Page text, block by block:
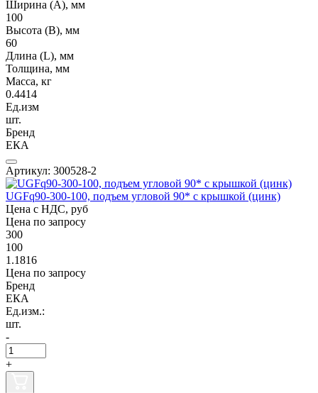
Ширина (А), мм
100
Высота (В), мм
60
Длина (L), мм
Толщина, мм
Масса, кг
0.4414
Ед.изм
шт.
Бренд
ЕКА
Артикул: 300528-2
UGFq90-300-100, подъем угловой 90* с крышкой (цинк)
Цена с НДС, руб
Цена по запросу
300
100
1.1816
Цена по запросу
Бренд
ЕКА
Ед.изм.:
шт.
-
+